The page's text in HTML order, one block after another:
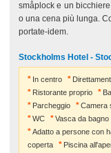
småplock e un
o una cena più lunga.
portate-idem.
Stockholms Hotel -
In centro
Ristorante proprio
Parcheggio
Camera
WC
Vasca da bagno
Adatto a persone con
coperta
Piscina